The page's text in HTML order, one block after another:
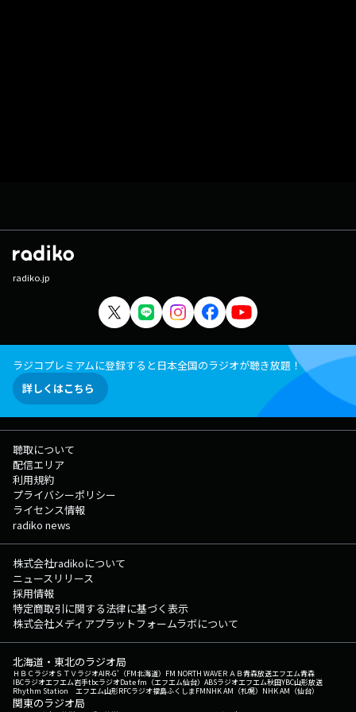
radiko.jp
ラジコプレミアムに登録すると日本全国のラジオが聴き放題！
詳しくはこちら
聴取について
配信エリア
利用規約
プライバシーポリシー
ライセンス情報
radiko news
株式会社radikoについて
ニュースリリース
採用情報
特定商取引に関する法律に基づく表示
株式会社メディアプラットフォームラボについて
北海道・東北のラジオ局
ＨＢＣラジオＳＴＶラジオAIR-G'（FM北海道） FM NORTH WAVEＲＡＢ青森放送エフエム青森
IBCラジオエフエム岩手tbcラジオDate fm（エフエム仙台） ABSラジオエフエム秋田YBC山形放送
Rhythm Station エフエム山形RFCラジオ福島ふくしまFMNHK AM（札幌） NHK AM（仙台）
関東のラジオ局